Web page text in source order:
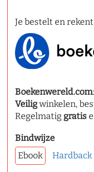
Je bestelt en
Boekenwereld.com
Veiligwinkelen,
Regelmatig gratis
Bindwijze
Ebook
Hardback